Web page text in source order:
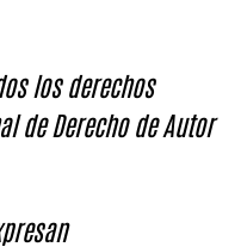
los derechos
de Derecho de Autor